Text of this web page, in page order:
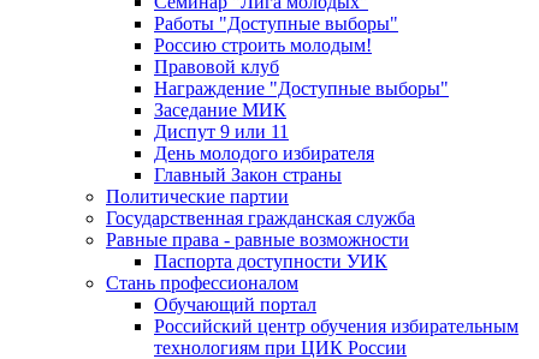
Работы "Доступные выборы"
Россию строить молодым!
Правовой клуб
Награждение "Доступные выборы"
Заседание МИК
Диспут 9 или 11
День молодого избирателя
Главный Закон страны
Политические партии
Государственная гражданская служба
Равные права - равные возможности
Паспорта доступности УИК
Стань профессионалом
Обучающий портал
Российский центр обучения избирательным
технологиям при ЦИК России